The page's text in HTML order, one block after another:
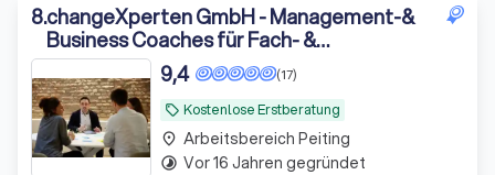
8.changeXperten GmbH - Management-&
Business Coaches für Fach- &
Führungskräfte
local_offer Kostenlose Erstberatung
(17)
9,4
place Arbeitsbereich Peiting
timelapse Vor 16 Jahren gegründet